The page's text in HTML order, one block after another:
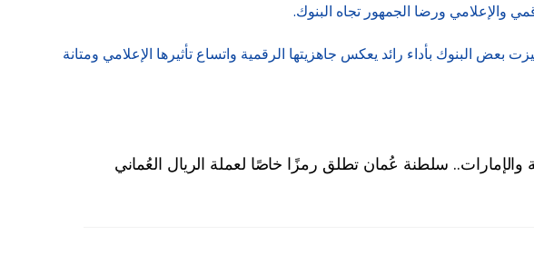
والإعلامي ورضا الجمهور تجاه البنوك.
الأداء القوي، كما تميزت بعض البنوك بأداء رائد يعكس جاهزيتها الرقمية واتساع تأثيرها الإعلامي ومتانة
والإمارات.. سلطنة عُمان تطلق رمزًا خاصًا لعملة الريال العُماني